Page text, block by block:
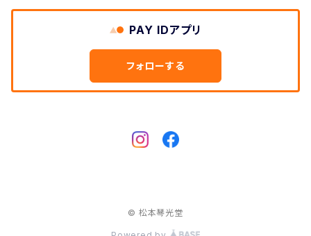
つや布巾
PAY IDアプリ
フォローする
© 松本琴光堂